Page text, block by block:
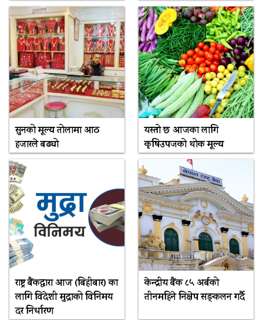
सुनको मूल्य तोलामा आठ
हजारले बढ्यो
यस्तो छ आजका लागि
कृषिउपजको थोक मूल्य
राष्ट्र बैंकद्धारा आज (बिहीबार) का
लागि विदेशी मुद्राको विनिमय
दर निर्धारण
केन्द्रीय बैंक ८५ अर्बको
तीनमहिने निक्षेप सङ्कलन गर्दै